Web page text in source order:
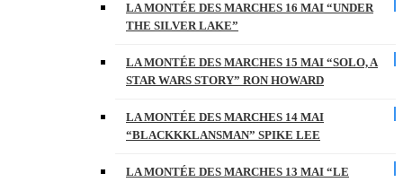
LA MONTÉE DES MARCHES 16 MAI “UNDER
THE SILVER LAKE”
LA MONTÉE DES MARCHES 15 MAI “SOLO, A
STAR WARS STORY” RON HOWARD
LA MONTÉE DES MARCHES 14 MAI
“BLACKKKLANSMAN” SPIKE LEE
LA MONTÉE DES MARCHES 13 MAI “LE